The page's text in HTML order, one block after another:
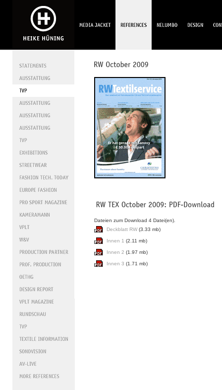
Dateien zum Download 4 Datei(en).
Deckblatt RW(3.33 mb)
Innen 1 (2.11 mb)
Innen 2 (1.97 mb)
Innen 3 (1.71 mb)